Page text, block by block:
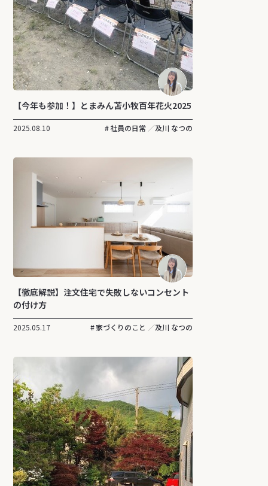
【今年も参加！】とまみん苫小牧百年花火2025
2025.08.10 社員の日常 及川 なつの
【徹底解説】注文住宅で失敗しないコンセント
の付け方
2025.05.17 家づくりのこと 及川 なつの